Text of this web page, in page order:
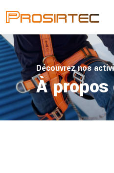
Découvrez nos
À